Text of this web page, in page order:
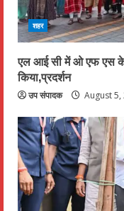
d
i
n
g
शहर
एल आई सी में ओ एफ एस के
किया,प्रदर्शन
उप संपादक August 5,